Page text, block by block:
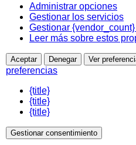
Administrar opciones
Gestionar los servicios
Gestionar
Leer más sobre estos
Aceptar Denegar Ver
preferencias
{title}
{title}
{title}
Gestionar consentimiento